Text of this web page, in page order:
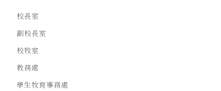
校長室
副校長室
校牧室
教務處
學生牧育事務處